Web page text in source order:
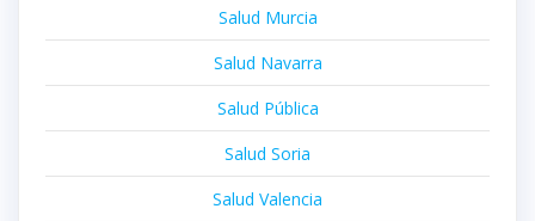
Salud Murcia
Salud Navarra
Salud Pública
Salud Soria
Salud Valencia